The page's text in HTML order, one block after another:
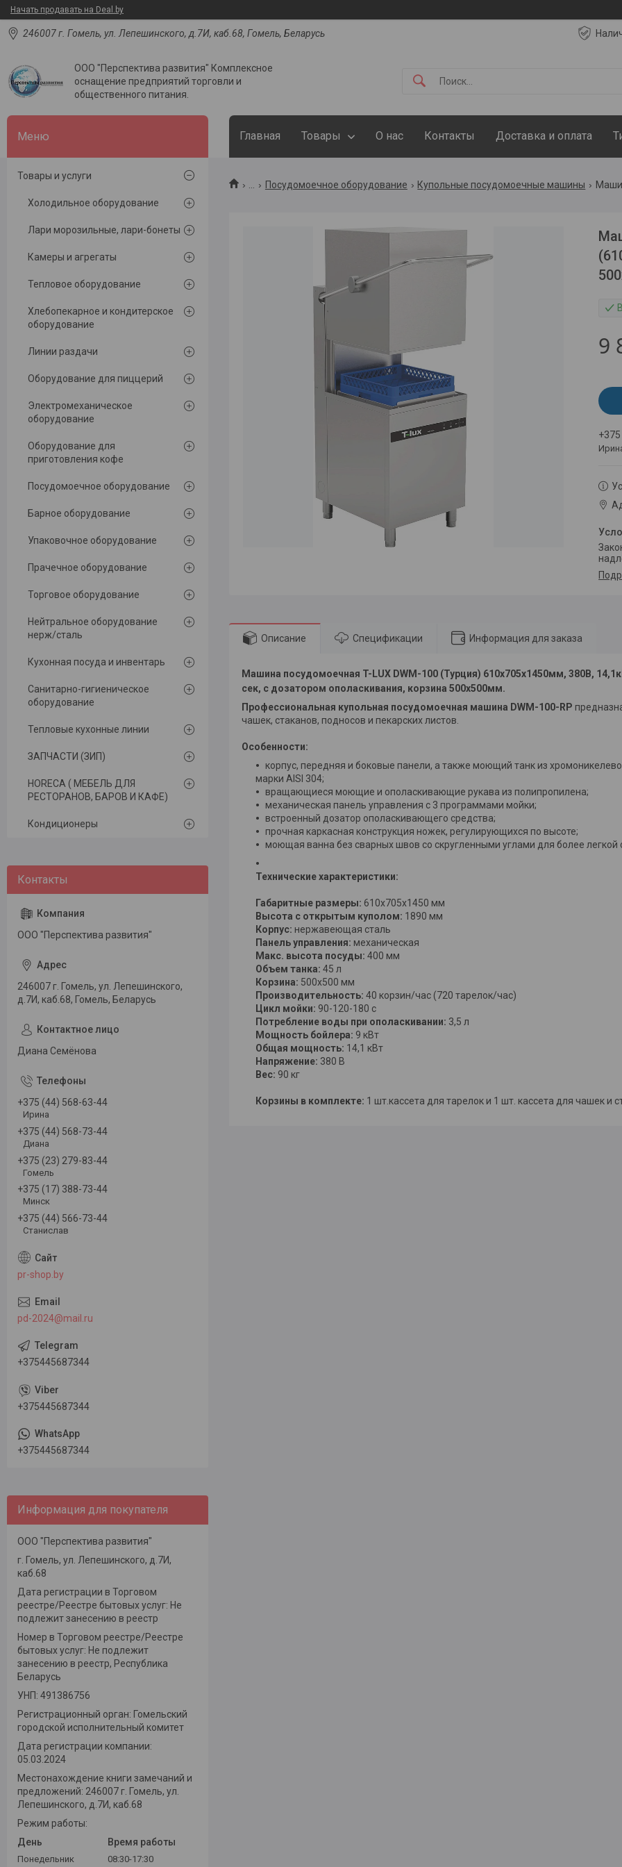
Начать продавать на Deal.by
246007 г. Гомель, ул. Лепешинского, д.7И, каб.68, Гомель, Беларусь
ООО "Перспектива развития" Комплексное
оснащение предприятий торговли и
общественного питания.
Главная Товары О нас Контакты Доставка и оплата
... Посудомоечное оборудование Купольные посудомоечные машины
9
Законом не предусмотрен возврат и обмен данного товара
Описание Спецификации Информация для заказа
Машина посудомоечная T-LUX DWM-100 (Турция) 610х705х1450мм, 380В,
сек, с дозатором ополаскивания, корзина 500х500мм.
Профессиональная купольная посудомоечная машина DWM-100-RP
чашек, стаканов, подносов и пекарских листов.
Особенности:
корпус, передняя и боковые панели, а также моющий танк из
марки AISI 304;
вращающиеся моющие и ополаскивающие рукава из полипропилена;
механическая панель управления с 3 программами мойки;
встроенный дозатор ополаскивающего средства;
прочная каркасная конструкция ножек, регулирующихся по высоте;
моющая ванна без сварных швов со скругленными углами для более легкой
Технические характеристики:
Габаритные размеры: 610х705х1450 мм
Высота с открытым куполом: 1890 мм
Корпус: нержавеющая сталь
Панель управления: механическая
Макс. высота посуды: 400 мм
Объем танка: 45 л
Корзина: 500х500 мм
Производительность: 40 корзин/час (720 тарелок/час)
Цикл мойки: 90-120-180 с
Потребление воды при ополаскивании: 3,5 л
Мощность бойлера: 9 кВт
Общая мощность: 14,1 кВт
Напряжение: 380 В
Вес: 90 кг
Корзины в комплекте: 1 шт.кассета для тарелок и 1 шт. кассета для чашек и
Товары и услуги
Холодильное оборудование
Лари морозильные, лари-бонеты
Камеры и агрегаты
Тепловое оборудование
Хлебопекарное и кондитерское
оборудование
Линии раздачи
Оборудование для пиццерий
Электромеханическое
оборудование
Оборудование для
приготовления кофе
Посудомоечное оборудование
Барное оборудование
Упаковочное оборудование
Прачечное оборудование
Торговое оборудование
Нейтральное оборудование
нерж/сталь
Кухонная посуда и инвентарь
Санитарно-гигиеническое
оборудование
Тепловые кухонные линии
ЗАПЧАСТИ (ЗИП)
HORECA ( МЕБЕЛЬ ДЛЯ
РЕСТОРАНОВ, БАРОВ И КАФЕ)
Кондиционеры
ООО "Перспектива развития"
246007 г. Гомель, ул. Лепешинского,
д.7И, каб.68, Гомель, Беларусь
Диана Семёнова
+375 (44) 568-63-44
Ирина
+375 (44) 568-73-44
Диана
+375 (23) 279-83-44
Гомель
+375 (17) 388-73-44
Минск
+375 (44) 566-73-44
Станислав
pr-shop.by
pd-2024@mail.ru
+375445687344
+375445687344
+375445687344
Информация для покупателя
ООО "Перспектива развития"
г. Гомель, ул. Лепешинского, д.7И,
каб.68
Дата регистрации в Торговом
реестре/Реестре бытовых услуг: Не
подлежит занесению в реестр
Номер в Торговом реестре/Реестре
бытовых услуг: Не подлежит
занесению в реестр, Республика
Беларусь
УНП: 491386756
Регистрационный орган: Гомельский
городской исполнительный комитет
Дата регистрации компании:
05.03.2024
Местонахождение книги замечаний и
предложений: 246007 г. Гомель, ул.
Лепешинского, д.7И, каб.68
Режим работы:
День
Время работы
Понедельник 08:30-17:30